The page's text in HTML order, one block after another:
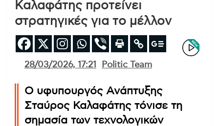
Καλαφάτης προτείνει
στρατηγικές για το μέλλον
28/03/2026, 17:21 Politic Team
Ο υφυπουργός Ανάπτυξης
Σταύρος Καλαφάτης τόνισε τη
σημασία των τεχνολογικών